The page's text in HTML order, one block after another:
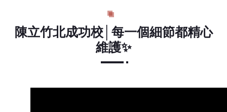
陳立竹北成功校│每一個細節都精心
維護✨